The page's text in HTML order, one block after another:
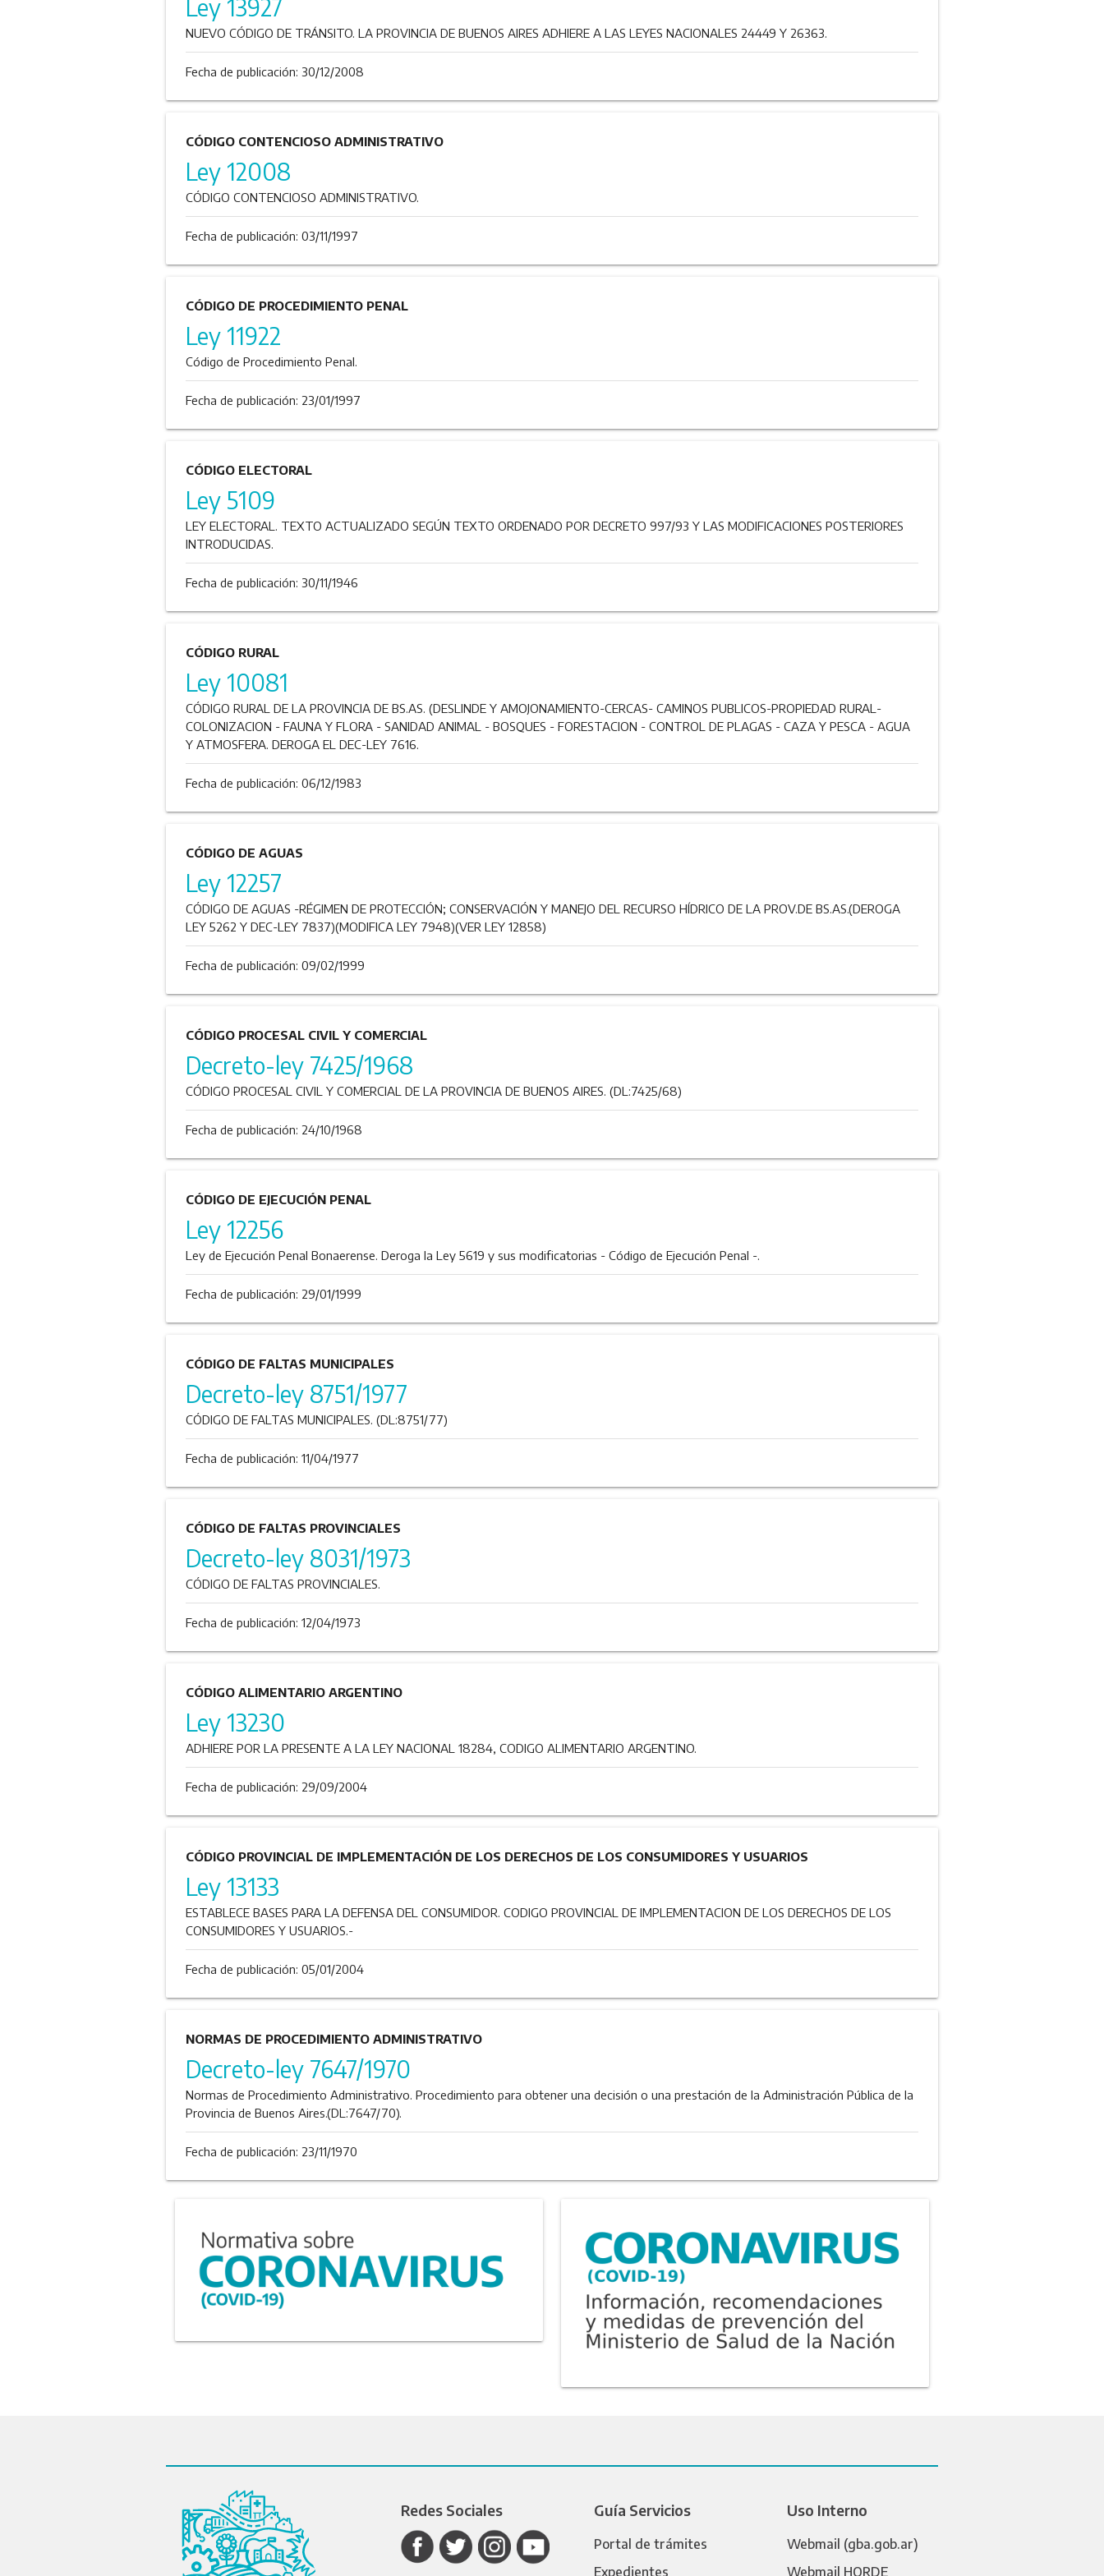
Ley 13927
NUEVO CÓDIGO DE TRÁNSITO. LA PROVINCIA DE BUENOS AIRES ADHIERE A LAS LEYES NACIONALES 24449 Y 26363.
Fecha de publicación: 30/12/2008
CÓDIGO CONTENCIOSO ADMINISTRATIVO
Ley 12008
CÓDIGO CONTENCIOSO ADMINISTRATIVO.
Fecha de publicación: 03/11/1997
CÓDIGO DE PROCEDIMIENTO PENAL
Ley 11922
Código de Procedimiento Penal.
Fecha de publicación: 23/01/1997
CÓDIGO ELECTORAL
Ley 5109
LEY ELECTORAL. TEXTO ACTUALIZADO SEGÚN TEXTO ORDENADO POR DECRETO 997/93 Y LAS MODIFICACIONES POSTERIORES
INTRODUCIDAS.
Fecha de publicación: 30/11/1946
CÓDIGO RURAL
Ley 10081
CÓDIGO RURAL DE LA PROVINCIA DE BS.AS. (DESLINDE Y AMOJONAMIENTO-CERCAS- CAMINOS PUBLICOS-PROPIEDAD RURAL-
COLONIZACION - FAUNA Y FLORA - SANIDAD ANIMAL - BOSQUES - FORESTACION - CONTROL DE PLAGAS - CAZA Y PESCA - AGUA
Y ATMOSFERA. DEROGA EL DEC-LEY 7616.
Fecha de publicación: 06/12/1983
CÓDIGO DE AGUAS
Ley 12257
CÓDIGO DE AGUAS -RÉGIMEN DE PROTECCIÓN; CONSERVACIÓN Y MANEJO DEL RECURSO HÍDRICO DE LA PROV.DE BS.AS.(DEROGA
LEY 5262 Y DEC-LEY 7837)(MODIFICA LEY 7948)(VER LEY 12858)
Fecha de publicación: 09/02/1999
CÓDIGO PROCESAL CIVIL Y COMERCIAL
Decreto-ley 7425/1968
CÓDIGO PROCESAL CIVIL Y COMERCIAL DE LA PROVINCIA DE BUENOS AIRES. (DL:7425/68)
Fecha de publicación: 24/10/1968
CÓDIGO DE EJECUCIÓN PENAL
Ley 12256
Ley de Ejecución Penal Bonaerense. Deroga la Ley 5619 y sus modificatorias - Código de Ejecución Penal -.
Fecha de publicación: 29/01/1999
CÓDIGO DE FALTAS MUNICIPALES
Decreto-ley 8751/1977
CÓDIGO DE FALTAS MUNICIPALES. (DL:8751/77)
Fecha de publicación: 11/04/1977
CÓDIGO DE FALTAS PROVINCIALES
Decreto-ley 8031/1973
CÓDIGO DE FALTAS PROVINCIALES.
Fecha de publicación: 12/04/1973
CÓDIGO ALIMENTARIO ARGENTINO
Ley 13230
ADHIERE POR LA PRESENTE A LA LEY NACIONAL 18284, CODIGO ALIMENTARIO ARGENTINO.
Fecha de publicación: 29/09/2004
CÓDIGO PROVINCIAL DE IMPLEMENTACIÓN DE LOS DERECHOS DE LOS CONSUMIDORES Y USUARIOS
Ley 13133
ESTABLECE BASES PARA LA DEFENSA DEL CONSUMIDOR. CODIGO PROVINCIAL DE IMPLEMENTACION DE LOS DERECHOS DE LOS
CONSUMIDORES Y USUARIOS.-
Fecha de publicación: 05/01/2004
NORMAS DE PROCEDIMIENTO ADMINISTRATIVO
Decreto-ley 7647/1970
Normas de Procedimiento Administrativo. Procedimiento para obtener una decisión o una prestación de la Administración Pública de la
Provincia de Buenos Aires.(DL:7647/70).
Fecha de publicación: 23/11/1970
Redes Sociales Guía Servicios
Portal de trámites
Expedientes
Uso Interno
Webmail (gba.gob.ar)
Webmail HORDE